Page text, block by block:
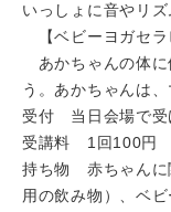
いっしょに音やリ
【ベビーヨガセラ
あかちゃんの体に
う。あかちゃんは
受付 当日会場で受
受講料 1回100円
持ち物 赤ちゃんに
用の飲み物）、ベ